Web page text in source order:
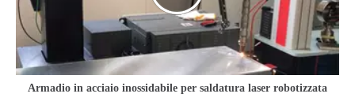
Armadio in acciaio inossidabile per saldatura laser robotizzata